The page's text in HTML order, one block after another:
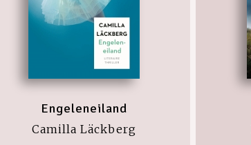
Engeleneiland
Camilla Läckberg